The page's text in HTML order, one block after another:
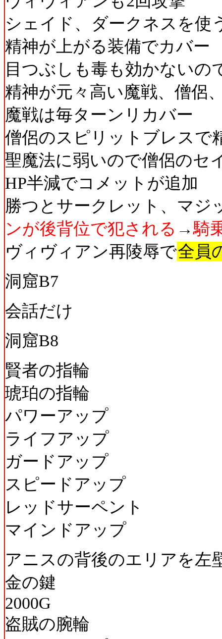
シェイド、ダークネスを使
精神が上がる装備でカバー
目つぶしも毒も効かないの
精神が元々高い魔戦、僧侶
魔戦は毎ターンリカバー
僧侶のスピリットブレスで
聖魔法に弱いので僧侶のセ
HP半減でコメットが追加
勝つとサークレット、マ
ンが後背位で犯される →騎
ヴィヴィアン再陵辱で全員
洞窟B7
会話だけ
洞窟B8
賢者の指輪
琥珀の指輪
パワーアップ
ライフアップ
ガードアップ
スピードアップ
レッドサーペント
マインドアップ
アニスの背後のエリアを
金の鍵
2000G
盗賊の腕輪